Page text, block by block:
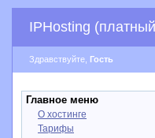
IPHosting
Здравствуйте, Гость
Главное меню
О хостинге
Тарифы